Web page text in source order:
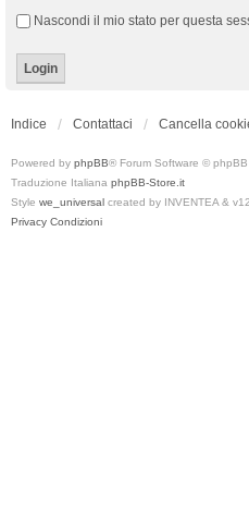
Nascondi il mio stato per questa
Indice Contattaci Cancella
Powered by phpBB® Forum Software © phpBB
Traduzione Italiana phpBB-Store.it
Style we_universal created by INVENTEA &
Privacy Condizioni